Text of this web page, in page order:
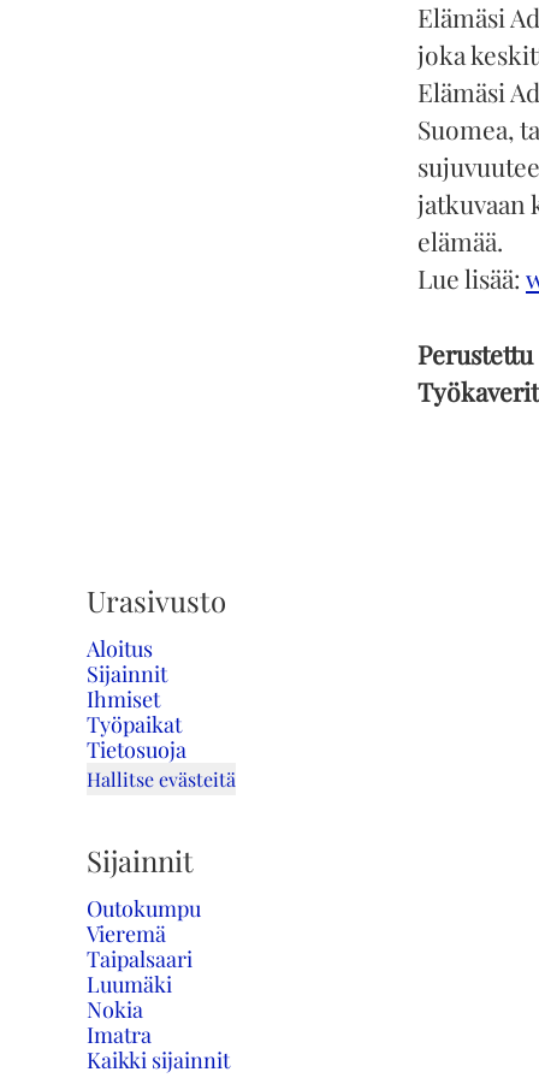
Elämäsi
joka
Elämäsi
Suomea,
jatkuvaan
elämää.
Lue lisää:
Perustettu
Urasivusto
Aloitus
Sijainnit
Ihmiset
Työpaikat
Tietosuoja
Hallitse evästeitä
Sijainnit
Outokumpu
Vieremä
Taipalsaari
Luumäki
Nokia
Imatra
Kaikki sijainnit